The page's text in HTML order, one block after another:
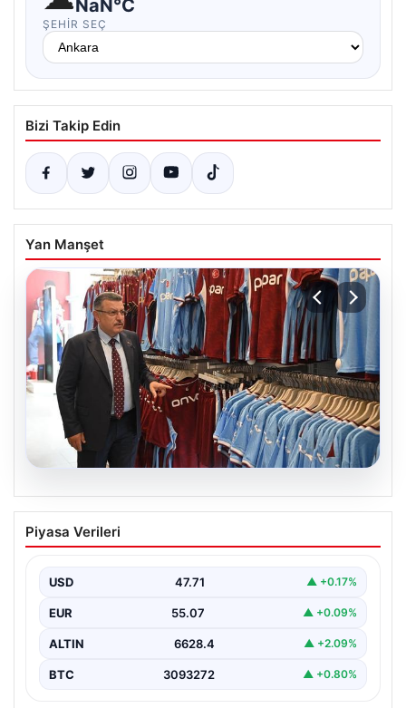
NaN°C
ŞEHIR SEÇ
Bizi Takip Edin
Yan Manşet
Ahmet Metin Genç’in forma
kampanyasıyla ilgili belediyeden
Piyasa Verileri
USD 47.71 ▲ +0.17%
EUR 55.07 ▲ +0.09%
ALTIN 6628.4 ▲ +2.09%
BTC 3093272 ▲ +0.80%